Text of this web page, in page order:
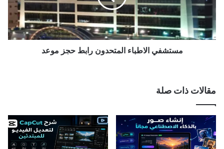
م
ه
ا
ن
ت
ع
ا
ي
ل
ا
ا
ت
ح
د
مستشفي الاطباء المتحدون رابط حجز موعد
مقالات ذات صلة